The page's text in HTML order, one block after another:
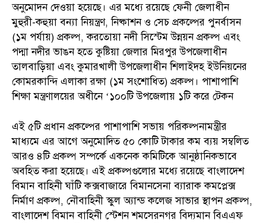
অনুমোদন দেওয়া হয়েছে। এর মধ্যে রয়েছে ফেনী জেলাধীন
মুহুরী-কহুয়া বন্যা নিয়ন্ত্রণ, নিষ্কাশন ও সেচ প্রকল্পের পুনর্বাসন
(১ম পর্যায়) প্রকল্প, করতোয়া নদী সিস্টেম উন্নয়ন প্রকল্প এবং
পদ্মা নদীর ভাঙন হতে কুষ্টিয়া জেলার মিরপুর উপজেলাধীন
তালবাড়িয়া এবং কুমারখালী উপজেলাধীন শিলাইদহ ইউনিয়নের
কোমরকান্দি এলাকা রক্ষা (১ম সংশোধিত) প্রকল্প। পাশাপাশি
শিক্ষা মন্ত্রণালয়ের অধীনে ‘১০০টি উপজেলায় ১টি করে টেকন
এই ৫টি প্রধান প্রকল্পের পাশাপাশি সভায় পরিকল্পনামন্ত্রীর
মাধ্যমে এর আগে অনুমোদিত ৫০ কোটি টাকার কম ব্যয় সম্বলিত
আরও ৪টি প্রকল্প সম্পর্কে একনেক কমিটিকে আনুষ্ঠানিকভাবে
অবহিত করা হয়েছে। এই প্রকল্পগুলোর মধ্যে রয়েছে বাংলাদেশ
বিমান বাহিনী ঘাঁটি কক্সবাজারে বিমানসেনা ব্যারাক কমপ্লেক্স
নির্মাণ প্রকল্প, নৌবাহিনী স্কুল অ্যান্ড কলেজ সাভার স্থাপন প্রকল্প,
বাংলাদেশ বিমান বাহিনী স্টেশন শমসেরনগর বিদ্যমান বিএএফ